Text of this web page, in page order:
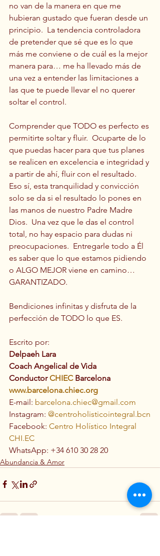
no van de la manera en que me
hubieran gustado que fueran desde un
principio.  La tendencia controladora
de pretender que sé que es lo que
más me conviene o de cuál es la mejor
manera para… me ha llevado más de
una vez a entender las limitaciones a
las que te puede llevar el no querer
soltar el control.
Comprender que TODO es perfecto es
permitirte soltar y fluir.  Ocuparte de lo
que puedas hacer para que tus planes
se realicen en excelencia e integridad y
a partir de ahí, fluir con el resultado.
Eso sí, esta tranquilidad y convicción
solo se da si el resultado lo pones en
las manos de nuestro Padre Madre
Dios.  Una vez que le das el control
total, no hay espacio para dudas ni
preocupaciones.  Entregarle todo a Él
es saber que lo que estamos pidiendo
o ALGO MEJOR viene en camino…
GARANTIZADO.
Bendiciones infinitas y disfruta de la
perfección de TODO lo que ES.
Escrito por:
Delpaeh Lara
Coach Angelical de Vida
Conductor CHIEC Barcelona
www.barcelona.chiec.org
E-mail: barcelona.chiec@gmail.com
Instagram: @centroholisticointegral.bcn
Facebook: Centro Holístico Integral
CHI.EC
WhatsApp: +34 610 30 28 20
Abundancia & Amor